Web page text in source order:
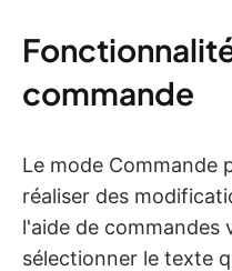
commande
Le mode Commande
réaliser des
l'aide de commandes
sélectionner le texte